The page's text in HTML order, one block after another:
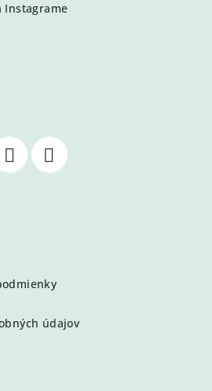
Instagrame
údajov